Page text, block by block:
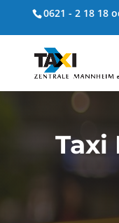
0621 - 2 18 18
Taxi